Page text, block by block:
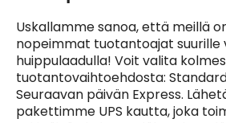
Uskallamme sanoa, että meillä
nopeimmat tuotantoajat suurille
huippulaadulla! Voit valita
tuotantovaihtoehdosta:
Seuraavan päivän Express.
pakettimme UPS kautta, joka